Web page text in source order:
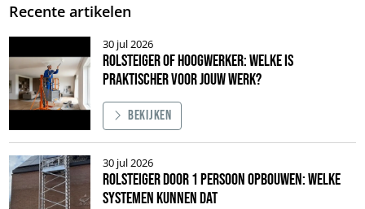
Recente artikelen
30 jul 2026
Rolsteiger of hoogwerker: welke is
praktischer voor jouw werk?
Bekijken
30 jul 2026
Rolsteiger door 1 persoon opbouwen: welke
systemen kunnen dat